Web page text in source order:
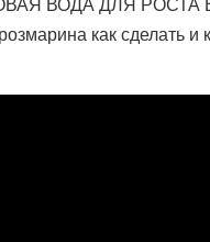
как сделать и